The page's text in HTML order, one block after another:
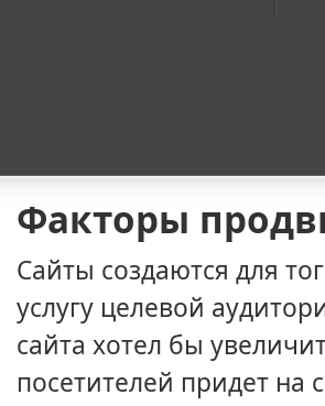
Факторы
Сайты создаются для
услугу целевой
сайта хотел бы
посетителей придет на